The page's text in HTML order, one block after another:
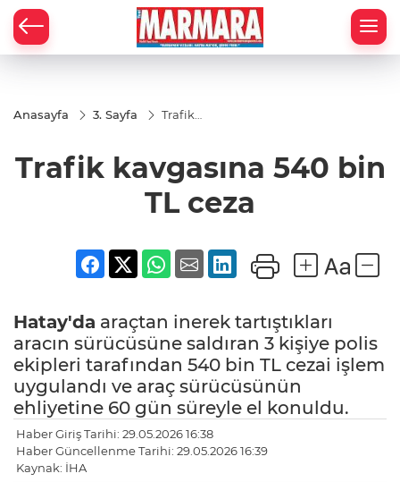
Anasayfa 3. Sayfa
Trafik
Trafik kavgasına 540 bin
TL ceza
Hatay'da araçtan inerek tartıştıkları
aracın sürücüsüne saldıran 3 kişiye polis
ekipleri tarafından 540 bin TL cezai işlem
uygulandı ve araç sürücüsünün
ehliyetine 60 gün süreyle el konuldu.
Haber Giriş Tarihi: 29.05.2026 16:38
Haber Güncellenme Tarihi: 29.05.2026 16:39
Kaynak: İHA